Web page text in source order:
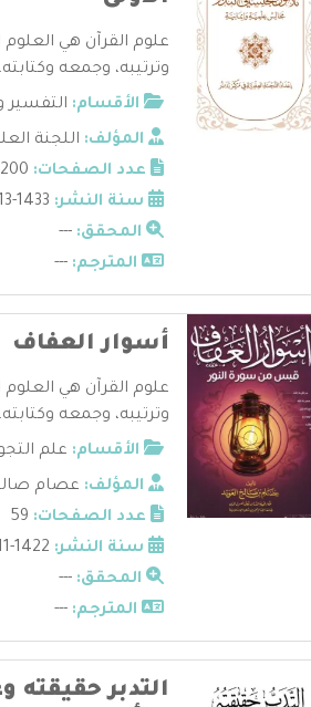
علوم القرآن هي
وترتيبه، وجمعه
الأقسام: التفسير
المؤلف: اللجنة
عدد الصفحات:
سنة النشر:
المحقق: ---
المترجم: ---
أسوار العفاف
علوم القرآن هي
وترتيبه، وجمعه
الأقسام: علم
المؤلف: عصام
عدد الصفحات:
سنة النشر:
المحقق: ---
المترجم: ---
التدبر